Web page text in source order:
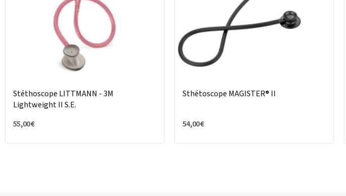
Stéthoscope LITTMANN - 3M
Lightweight II S.E.
55,00 €
Sthétoscope MAGISTER® II
54,00 €